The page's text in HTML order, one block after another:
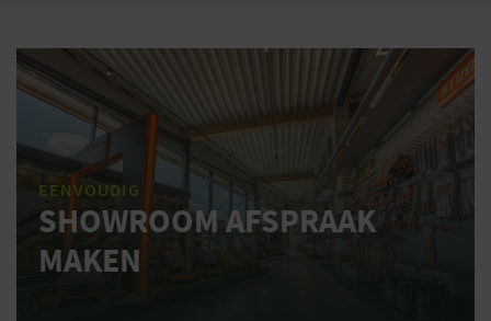
EENVOUDIG
SHOWROOM AFSPRAAK
MAKEN